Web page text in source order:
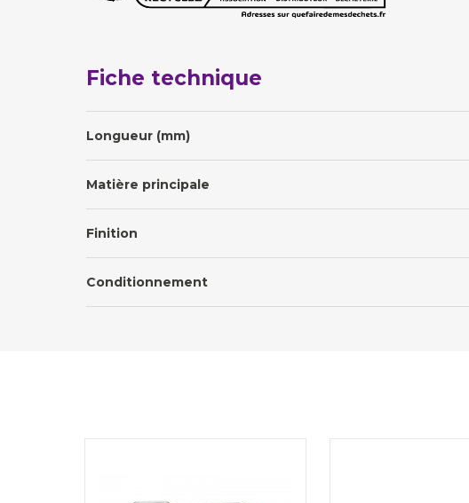
Fiche technique
Longueur (mm)
Matière principale
Finition
Conditionnement